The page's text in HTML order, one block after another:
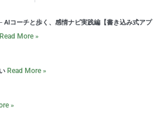
AIコーチと歩く、感情ナビ実践編【書き込み式アプ
Read More »
Read More »
»